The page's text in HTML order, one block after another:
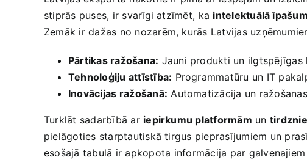
stiprās puses,‌ ir svarīgi atzīmēt,⁢ ka intelektuālā
Zemāk ir dažas no nozarēm, kurās Latvijas
Pārtikas ražošana: Jauni produkti un ilgtspējīgas
Tehnoloģiju attīstība: Programmatūru un IT
Inovācijas⁤ ražošanā: Automatizācija un
Turklāt sadarbībā ar iepirkumu platformām un‌
pielāgoties starptautiskā tirgus pieprasījumiem un
esošajā tabulā ir‌ apkopota⁤ informācija par